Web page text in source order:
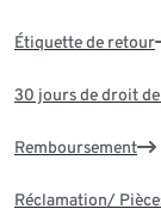
Étiquette de retour
30 jours de droit
Remboursement
Réclamation/